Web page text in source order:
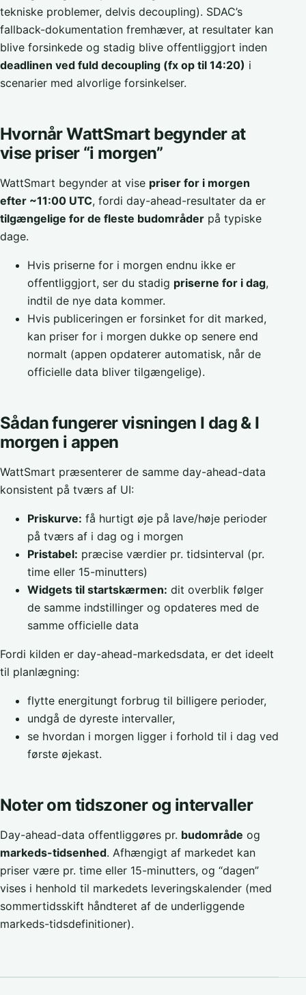
tekniske problemer, delvis decoupling). SDAC’s
fallback-dokumentation fremhæver, at resultater kan
blive forsinkede og stadig blive offentliggjort inden
deadlinen ved fuld decoupling (fx op til 14:20) i
scenarier med alvorlige forsinkelser.
Hvornår WattSmart begynder at
vise priser “i morgen”
WattSmart begynder at vise priser for i morgen
efter ~11:00 UTC, fordi day-ahead-resultater da er
tilgængelige for de fleste budområder på typiske
dage.
Hvis priserne for i morgen endnu ikke er
offentliggjort, ser du stadig priserne for i dag,
indtil de nye data kommer.
Hvis publiceringen er forsinket for dit marked,
kan priser for i morgen dukke op senere end
normalt (appen opdaterer automatisk, når de
officielle data bliver tilgængelige).
Sådan fungerer visningen I dag & I
morgen i appen
WattSmart præsenterer de samme day-ahead-data
konsistent på tværs af UI:
Priskurve: få hurtigt øje på lave/høje perioder
på tværs af i dag og i morgen
Pristabel: præcise værdier pr. tidsinterval (pr.
time eller 15-minutters)
Widgets til startskærmen: dit overblik følger
de samme indstillinger og opdateres med de
samme officielle data
Fordi kilden er day-ahead-markedsdata, er det ideelt
til planlægning:
flytte energitungt forbrug til billigere perioder,
undgå de dyreste intervaller,
se hvordan i morgen ligger i forhold til i dag ved
første øjekast.
Noter om tidszoner og intervaller
Day-ahead-data offentliggøres pr. budområde og
markeds-tidsenhed. Afhængigt af markedet kan
priser være pr. time eller 15-minutters, og “dagen”
vises i henhold til markedets leveringskalender (med
sommertidsskift håndteret af de underliggende
markeds-tidsdefinitioner).